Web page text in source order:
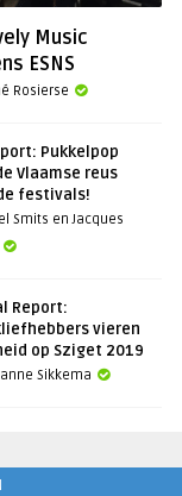
Music
ESNS
Rosierse
Pukkelpop
Vlaamse reus
festivals!
Smits en Jacques
Report:
vieren
op Sziget 2019
Sikkema